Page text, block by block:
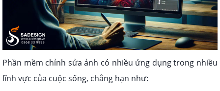
Phần mềm chỉnh sửa ảnh có nhiều ứng dụng trong nhiều
lĩnh vực của cuộc sống, chẳng hạn như: